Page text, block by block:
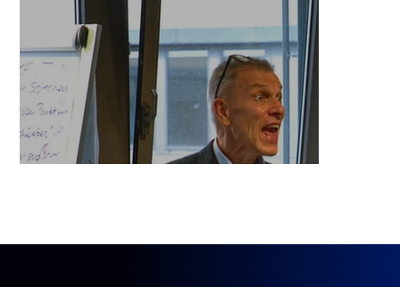
schneidest“. Mundgerecht.
Durch einfache Übungen zu Rhythmus,
Melodie und Emotionen.
Um so zu sprechen, dass andere verstehen,
was du meinst.
Klar und deutlich – und immer auch